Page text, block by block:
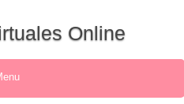
Online